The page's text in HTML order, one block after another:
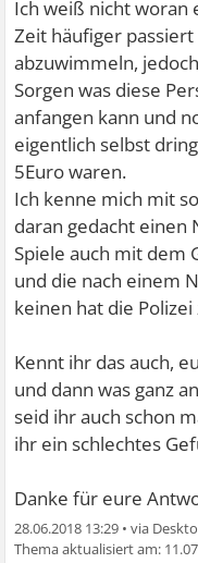
Ich weiß nicht woran
Zeit häufiger
abzuwimmeln,
Sorgen was diese
anfangen kann und
eigentlich selbst
5Euro waren.
Ich kenne mich mit
daran gedacht einen
Spiele auch mit dem
und die nach einem
keinen hat die
Kennt ihr das auch,
und dann was ganz
seid ihr auch schon
ihr ein schlechtes
Danke für eure
28.06.2018 13:29 •